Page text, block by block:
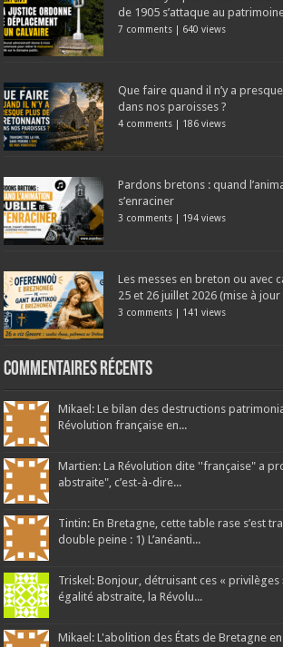
de 1905 s’attaque au
7 comments | 640 views
Que faire quand il n’y a
dans nos paroisses ?
4 comments | 186 views
Pardons bretons : quand
s’enraciner
3 comments | 194 views
Les messes en breton ou avec
25 et 26 juillet 2026 (mise à
3 comments | 141 views
Commentaires récents
Mikael: Le bilan des destructions
Révolution française en...
Martien: La Révolution dite ''française" a
abstraite", c’est-à-dire...
Tintin: En Bretagne, cette table rase s’est
double peine : 1) L’anéanti...
Triskel: Bonjour, détruisant ces « privilèges
égalité abstraite, la Révolu...
Mikael: L'abolition des États de Bretagne